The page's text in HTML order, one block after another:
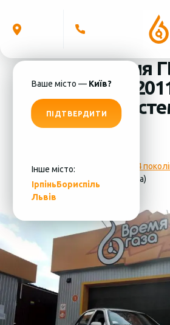
Ваше місто — Київ?
ПІДТВЕРДИТИ
Інше місто:
ІрпіньБориспіль
Львів
Встановлення
Geely CK 1.5
циліндра)
KME
Фотографії установки ГБО 4
Geely CK 1.5 2011 (4 циліндра)